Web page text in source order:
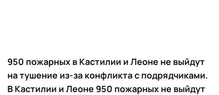
950 пожарных в Кастилии и Леоне не выйдут
на тушение из-за конфликта с подрядчиками.
В Кастилии и Леоне 950 пожарных не выйдут